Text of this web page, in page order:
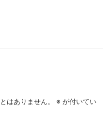
はありません。 ※ が付いてい